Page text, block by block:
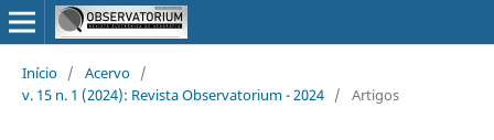
Início / Acervo /
v. 15 n. 1 (2024): Revista Observatorium - 2024 / Artigos